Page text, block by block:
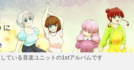
ている音楽ユニットの1stアルバムです